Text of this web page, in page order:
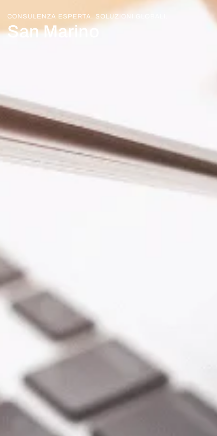
CONSULENZA ESPERTA. SOLUZIONI GLOBALI.
San Marino